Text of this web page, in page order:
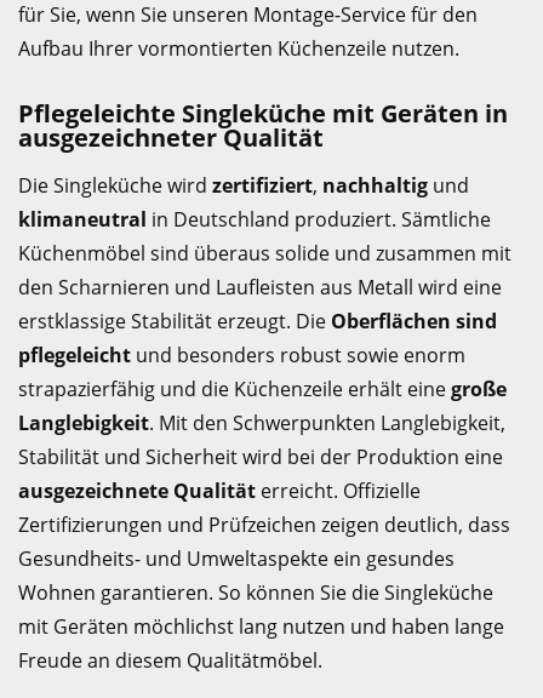
für Sie, wenn Sie unseren Montage-Service für den
Aufbau Ihrer vormontierten Küchenzeile nutzen.
Pflegeleichte Singleküche mit Geräten in
ausgezeichneter Qualität
Die Singleküche wird zertifiziert, nachhaltig und
klimaneutral in Deutschland produziert. Sämtliche
Küchenmöbel sind überaus solide und zusammen mit
den Scharnieren und Laufleisten aus Metall wird eine
erstklassige Stabilität erzeugt. Die Oberflächen sind
pflegeleicht und besonders robust sowie enorm
strapazierfähig und die Küchenzeile erhält einegroße
Langlebigkeit. Mit den Schwerpunkten Langlebigkeit,
Stabilität und Sicherheit wird bei der Produktion eine
ausgezeichnete Qualität erreicht. Offizielle
Zertifizierungen und Prüfzeichen zeigen deutlich, dass
Gesundheits- und Umweltaspekte ein gesundes
Wohnen garantieren. So können Sie die Singleküche
mit Geräten möchlichst lang nutzen und haben lange
Freude an diesem Qualitätmöbel.